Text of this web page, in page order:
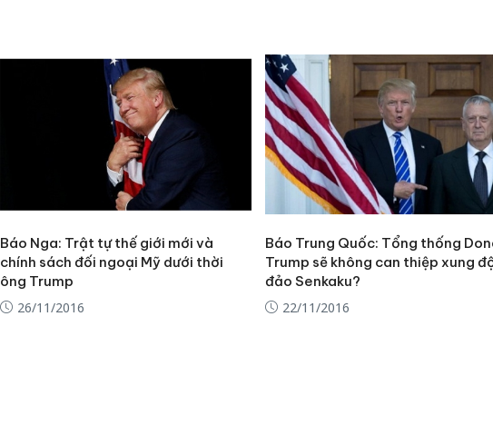
Báo Nga: Trật tự thế giới mới và
chính sách đối ngoại Mỹ dưới thời
ông Trump
26/11/2016
Báo Trung Quốc: Tổng thống
Trump sẽ không can thiệp xung
đảo Senkaku?
22/11/2016
bán yến sào
Thanh Hóa:
hại trong vụ
bán bình sữa
Moyuum giả
An Giang:
bán hàng giả
Quốc ra đầu